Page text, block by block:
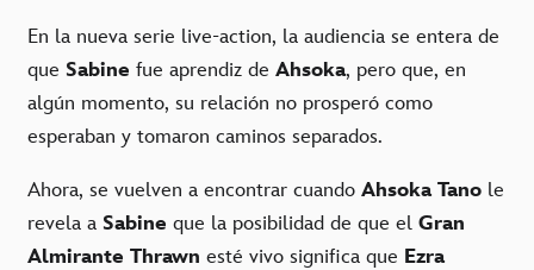
En la nueva serie live-action, la audiencia se entera de
que Sabine fue aprendiz de Ahsoka, pero que, en
algún momento, su relación no prosperó como
esperaban y tomaron caminos separados.
Ahora, se vuelven a encontrar cuando Ahsoka Tano le
revela a Sabine que la posibilidad de que el Gran
Almirante Thrawn esté vivo significa que Ezra